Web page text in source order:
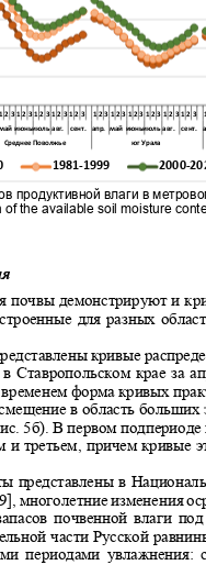
2 3 1 2 3 1 2 3 1 2 3 1 2 3 1 2 3 1 2 3 1 2 3 1 2 3 1 2 3 1 2 3
май июньиюль авг. сент. апр. май июньиюль авг.
сент.
Среднее Поволжье юг Урала
1981-1999 2000-
продуктивной влаги в
of the available soil moisture
почвы демонстрируют и
для разных
кривые
Ставропольском крае за
временем форма кривых
в область
5б). В первом
и третьем, причем кривые
представлены в
многолетние изменения
почвенной влаги
части Русской
периодами увлажнения: